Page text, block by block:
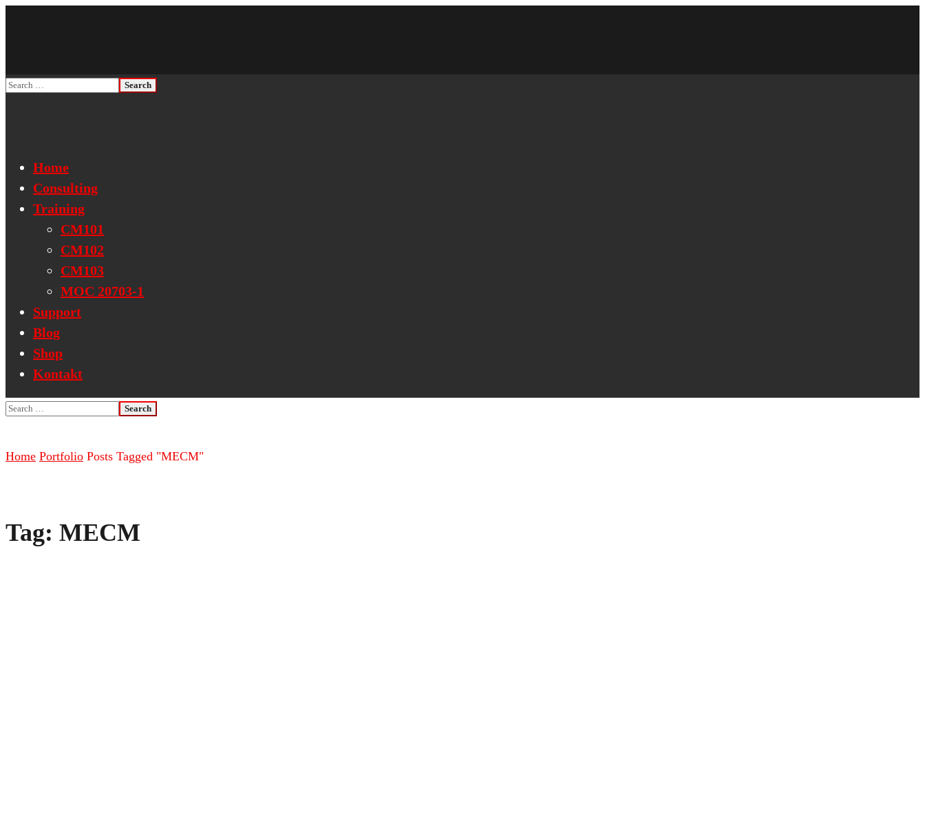
Home
Consulting
Training
CM101
CM102
CM103
MOC 20703-1
Support
Blog
Shop
Kontakt
Home Portfolio Posts Tagged "MECM"
Tag: MECM